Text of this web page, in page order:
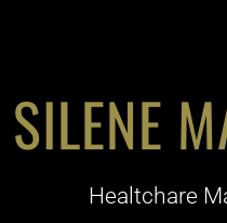
SILENE
Healtchare